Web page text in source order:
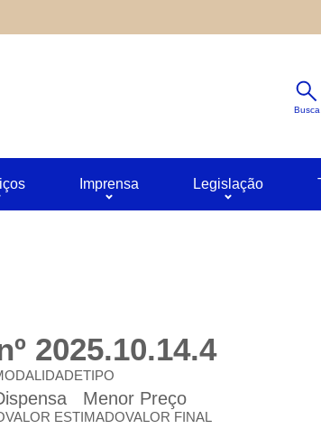
Busca
Imprensa Legislação
2025.10.14.4
TIPO
Menor Preço
VALOR ESTIMADOVALOR FINAL
Padrão
site oferecido por outras empresas e que não